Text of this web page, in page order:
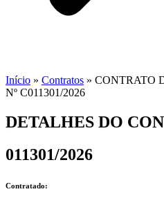
Início » Contratos » CONTRATO
Nº C011301/2026
DETALHES DO
011301/2026
Contratado: